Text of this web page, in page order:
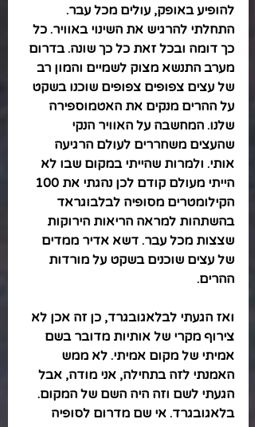
להופיע באופק, עולים מכל עבר.
התחלתי להרגיש את השינוי באוויר. כל
כך דומה ובכל זאת כל כך שונה. בדרום
מערב התנשא מצוק לשמיים והמון רב
של עצים צפופים צפופים שוכנו בשקט
על ההרים מנקים את האטמוספירה
שלנו. המחשבה על האוויר הנקי
שהעצים משחררים לעולם הרגיעה
אותי. ולמרות שהייתי במקום שבו לא
הקילומטרים מסופיה לבלבוגראד
בהשתהות למראה הריאות הירוקות
שצצות מכל עבר. דשא אדיר ממדים
של עצים שוכנים בשקט על מורדות
ההרים.
ואז הגעתי לבלאגובגרד, כן זה אכן לא
צירוף מקרי של אותיות מדובר בשם
אמיתי של מקום אמיתי. לא ממש
האמנתי לזה בתחילה, אני מודה, אבל
הגעתי לשם וזה היה השם של המקום.
בלאגובגרד. אי שם מדרום לסופיה